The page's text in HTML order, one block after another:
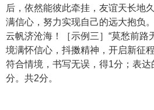
后，依然能彼此牵挂，友谊天长地
满信心，努力实现自己的远大抱负
云帆济沧海！［示例三］“莫愁前路
境满怀信心，抖擞精神，开启新征
符合情境，书写无误，得1分；表
分。共2分。